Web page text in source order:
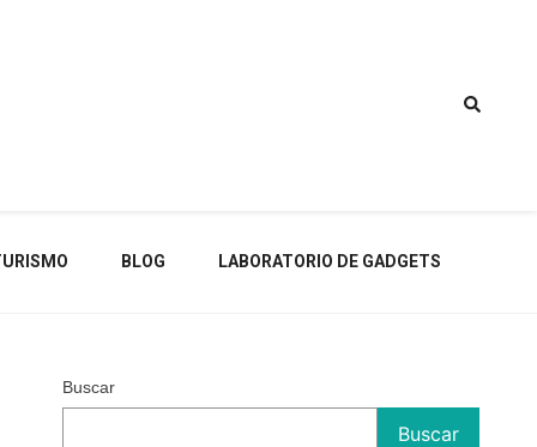
BLOG LABORATORIO DE GADGETS
Buscar
Buscar